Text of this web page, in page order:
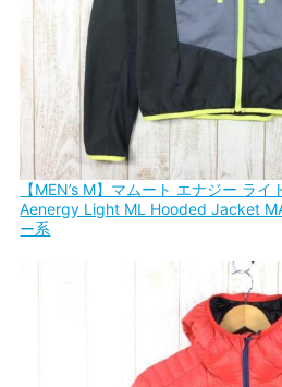
【MEN’s M】マムート エナジー ラ
Aenergy Light ML Hooded Jacket
ー系